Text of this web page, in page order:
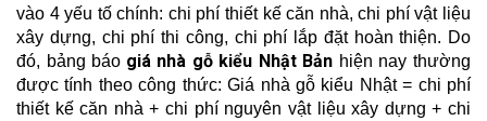
vào 4 yếu tố chính: chi phí thiết kế căn nhà, chi phí vật liệu
xây dựng, chi phí thi công, chi phí lắp đặt hoàn thiện. Do
đó, bảng báo giá nhà gỗ kiểu Nhật Bản hiện nay thường
được tính theo công thức: Giá nhà gỗ kiểu Nhật = chi phí
thiết kế căn nhà + chi phí nguyên vật liệu xây dựng + chi